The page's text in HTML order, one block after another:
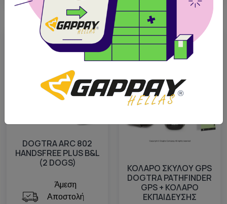
2 χρόνια εγγύηση
DOGTRA ARC 802
HANDSFREE PLUS B&L
(2 DOGS)
Άμεση
Αποστολή
2 χρόνια εγγύηση
Κατόπιν παραγγελίας
ΚΟΛΑΡΟ ΣΚΥΛΟΥ GPS
DOGTRA PATHFINDER
GPS + ΚΟΛΑΡΟ
ΕΚΠΑΙΔΕΥΣΗΣ